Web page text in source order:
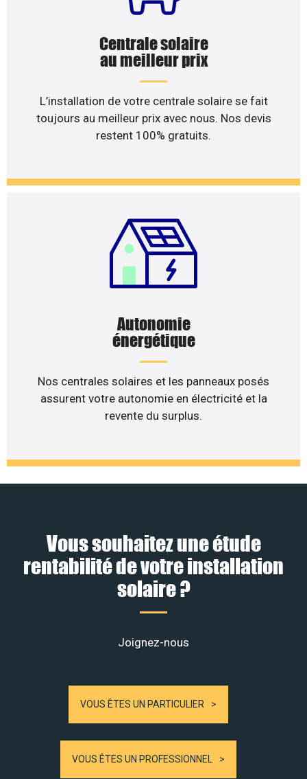
Centrale solaire
au meilleur prix
L’installation de votre centrale solaire se fait
toujours au meilleur prix avec nous. Nos devis
restent 100% gratuits.
Autonomie
énergétique
Nos centrales solaires et les panneaux posés
assurent votre autonomie en électricité et la
revente du surplus.
Vous souhaitez une étude
rentabilité de votre installation
solaire ?
Joignez-nous
VOUS ÊTES UN PARTICULIER
VOUS ÊTES UN PROFESSIONNEL